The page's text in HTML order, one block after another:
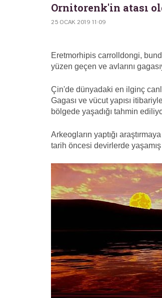
Ornitorenk'in atası
25 OCAK 2019 11:09
Eretmorhipis carrolldongi,
yüzen geçen ve avlarını
Çin'de dünyadaki en ilginç
Gagası ve vücut yapısı
bölgede yaşadığı tahmin
Arkeogların yaptığı
tarih öncesi devirlerde